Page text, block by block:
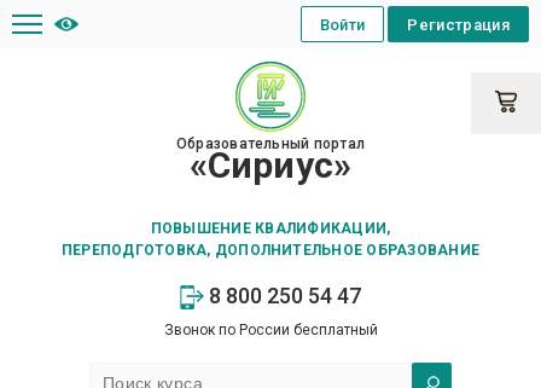
Образовательный портал
«Сириус»
ПОВЫШЕНИЕ КВАЛИФИКАЦИИ,
ПЕРЕПОДГОТОВКА, ДОПОЛНИТЕЛЬНОЕ ОБРАЗОВАНИЕ
8 800 250 54 47
Звонок по России бесплатный
Регистрация
Войти